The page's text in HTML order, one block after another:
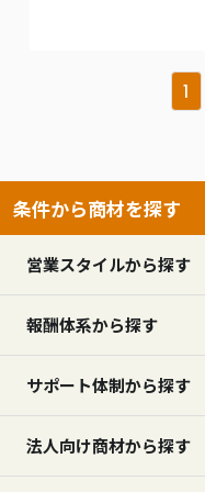
1
条件から商材を探す
営業スタイルから探す
報酬体系から探す
サポート体制から探す
法人向け商材から探す